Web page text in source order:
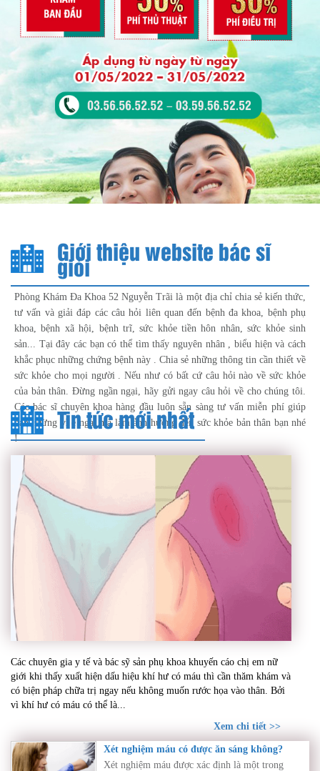
Giới thiệu website bác sĩ
giỏi
Phòng Khám Đa Khoa 52 Nguyễn Trãi là một địa chỉ chia sẻ kiến thức,
tư vấn và giải đáp các câu hỏi liên quan đến bệnh đa khoa, bệnh phụ
khoa, bệnh xã hội, bệnh trĩ, sức khỏe tiền hôn nhân, sức khỏe sinh
sản... Tại đây các bạn có thể tìm thấy nguyên nhân , biểu hiện và cách
khắc phục những chứng bệnh này . Chia sẻ những thông tin cần thiết về
sức khỏe cho mọi người . Nếu như có bất cứ câu hỏi nào về sức khỏe
của bản thân. Đừng ngần ngại, hãy gửi ngay câu hỏi về cho chúng tôi.
Các bác sĩ chuyên khoa hàng đầu luôn sẵn sàng tư vấn miễn phí giúp
bạn. Đừng vì e ngại mà làm ảnh hưởng đến sức khỏe bản thân bạn nhé
!
Tin tức mới nhất
khám ngay nếu không muốn rước họa vào thân
Các chuyên gia y tế và bác sỹ sản phụ khoa khuyến cáo chị em nữ
giới khi thấy xuất hiện dấu hiệu khí hư có máu thì cần thăm khám và
có biện pháp chữa trị ngay nếu không muốn rước họa vào thân. Bởi
vì khí hư có máu có thể là...
Xem chi tiết >>
Xét nghiệm máu có được ăn sáng không?
Xét nghiệm máu được xác định là một trong